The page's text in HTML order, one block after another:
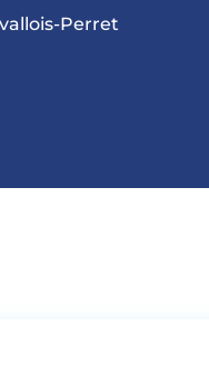
Perret